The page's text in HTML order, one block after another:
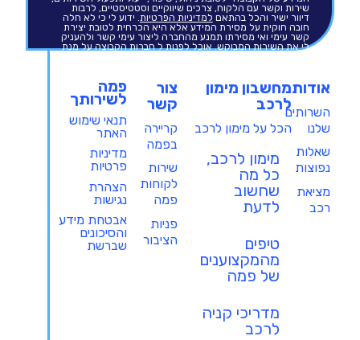
שירות וקשר עם הלקוח, צרכים שיווקיים וסטטיסטיים, לרבות
דיוור ישיר והכל בהתאם למדיניות הפרטיות. ידוע לי כי לא חלה
חובה חוקית על מסירת המידע אלא היא הכרחית לטובת יצירת
קשר עימי ואי מסירתו תמנע מהחברה ליצור עימי קשר ולהעניק
לי את השירות המבוקש. אוכל לפנות לחברות הקבוצהעל מנת
אודות
השרותים
שלנו
שאלות
נפוצות
מציאת
רכב
מחשבון מימון
לרכב
הכל על מימון לרכב
מימון לרכב,
כל מה
שחשוב
לדעת
טיפים
מהמקצוענים
של פמה
מדריכי קניה
לרכב
צור
קשר
קריירה
בפמה
שירות
לקוחות
פמה
פניות
הציבור
פמה
לשירותך
תנאי שימוש
האתר
מדיניות
פרטיות
הצהרת
נגישות
אבטחת מידע
והסיכונים
שברשת